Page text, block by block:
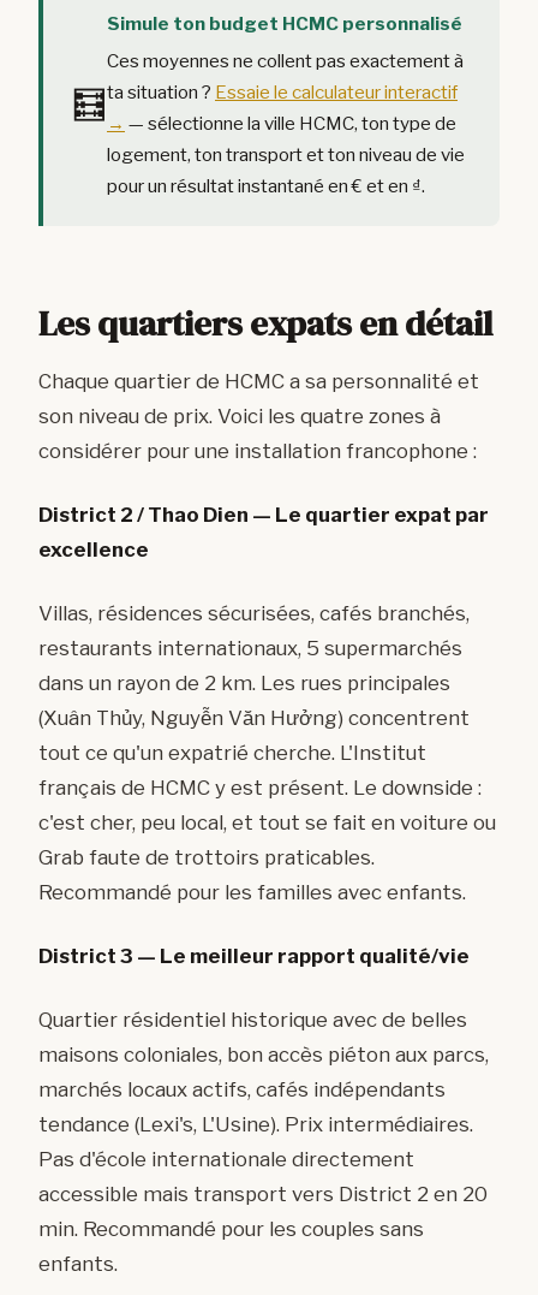
🧮
Simule ton budget HCMC personnalisé
Ces moyennes ne collent pas exactement à
ta situation ? Essaie le calculateur interactif
→ — sélectionne la ville HCMC, ton type de
logement, ton transport et ton niveau de vie
pour un résultat instantané en € et en ₫.
Les quartiers expats en détail
Chaque quartier de HCMC a sa personnalité et
son niveau de prix. Voici les quatre zones à
considérer pour une installation francophone :
District 2 / Thao Dien — Le quartier expat par
excellence
Villas, résidences sécurisées, cafés branchés,
restaurants internationaux, 5 supermarchés
dans un rayon de 2 km. Les rues principales
(Xuân Thủy, Nguyễn Văn Hưởng) concentrent
tout ce qu'un expatrié cherche. L'Institut
français de HCMC y est présent. Le downside :
c'est cher, peu local, et tout se fait en voiture ou
Grab faute de trottoirs praticables.
Recommandé pour les familles avec enfants.
District 3 — Le meilleur rapport qualité/vie
Quartier résidentiel historique avec de belles
maisons coloniales, bon accès piéton aux parcs,
marchés locaux actifs, cafés indépendants
tendance (Lexi's, L'Usine). Prix intermédiaires.
Pas d'école internationale directement
accessible mais transport vers District 2 en 20
min. Recommandé pour les couples sans
enfants.